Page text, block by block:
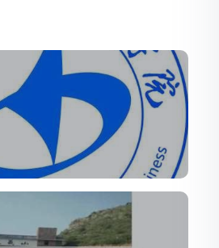
绝非痴人说梦许多人认为学业成...